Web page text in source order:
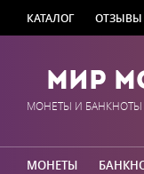
КАТАЛОГ ОТЗЫВЫ
Мир
МОНЕТЫ И БАНКНОТЫ
МОНЕТЫ